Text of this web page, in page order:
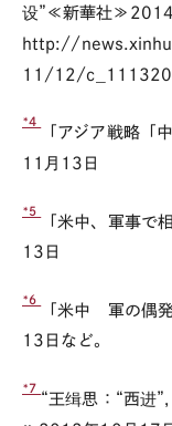
设”≪新華社≫2014
http://
11/12/
*4
「アジア戦略「
11月13日
*5
「米中、軍事で
13日
*6
「米中 軍の偶
13日など。
*7
“王缉思：“西进